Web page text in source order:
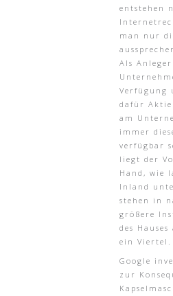
entstehen
man nur
Als
Verfügung
dafür
am
immer
verfügbar
liegt der
Hand, wie
Inland
stehen in
größere
des
ein Viertel.
Google
zur